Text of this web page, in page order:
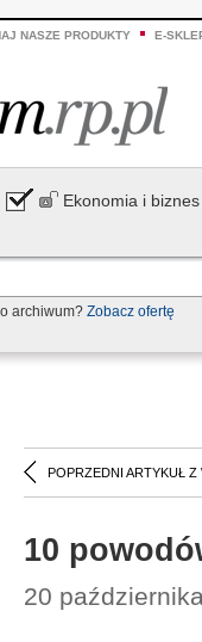
NASZE PRODUKTY E-
Ekonomia i biznes
archiwum? Zobacz ofertę
POPRZEDNI ARTYKUŁ Z
10
20